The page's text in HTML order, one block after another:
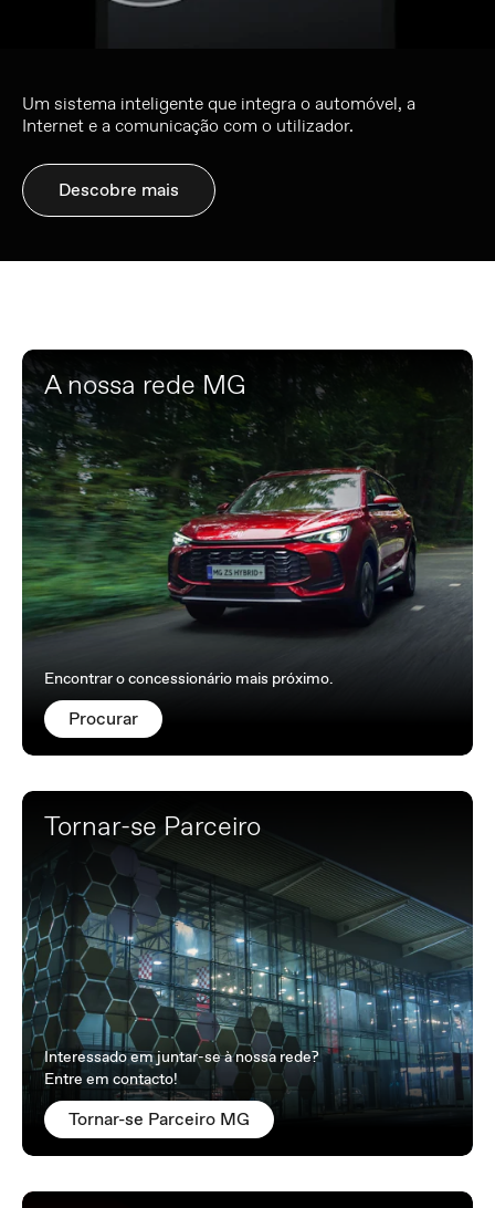
Um sistema inteligente que integra o automóvel, a
Internet e a comunicação com o utilizador.
Descobre mais
A nossa rede MG
Encontrar o concessionário mais próximo.
Procurar
Tornar-se Parceiro
Interessado em juntar-se à nossa rede?
Entre em contacto!
Tornar-se Parceiro MG